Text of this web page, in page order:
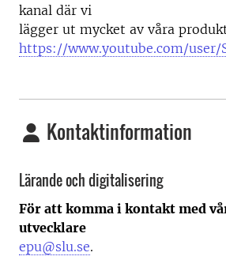
kanal där vi
lägger ut mycket av våra
https://www.youtube.com/user/
Kontaktinformation
Lärande och digitalisering
För att komma i kontakt med
utvecklare
epu@slu.se.